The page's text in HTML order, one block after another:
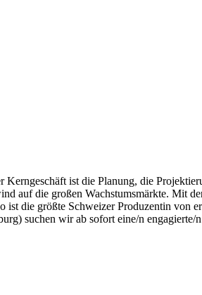
ist die Planung, die
auf die großen Wachstumsmärkte. Mit
die größte Schweizer Produzentin von
suchen wir ab sofort eine/n